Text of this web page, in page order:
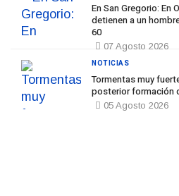
En San Gregorio: En
detienen a un
60
07 Agosto 2026
Tormentas muy
posterior formación
05 Agosto 2026
NOTICIAS